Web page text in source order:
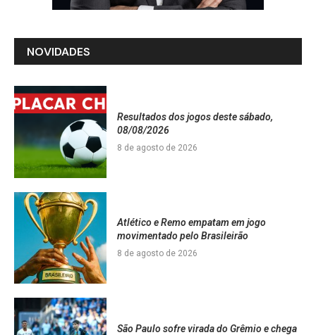
NOVIDADES
Resultados dos jogos deste sábado,
08/08/2026
8 de agosto de 2026
Atlético e Remo empatam em jogo
movimentado pelo Brasileirão
8 de agosto de 2026
São Paulo sofre virada do Grêmio e chega